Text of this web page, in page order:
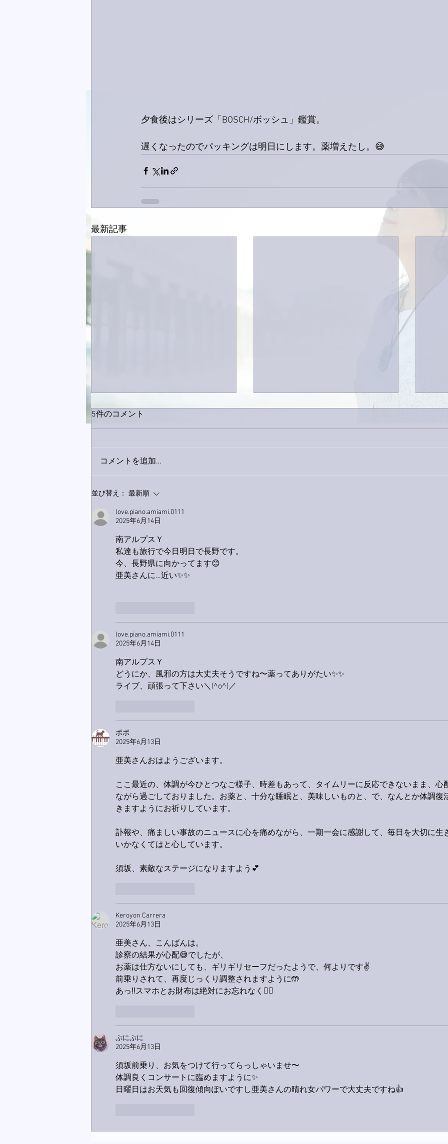
夕食後はシリーズ「BOSCH/ボッシュ」鑑賞。
遅くなったのでパッキングは明日にします。薬増えたし。😅
最新記事
家レコーディング無事終了。
5件のコメント
コメントを追加…
並び替え： 最新順
love.piano.amiami.0111
2025年6月14日
南アルプスＹ
私達も旅行で今日明日で長野です。
今、長野県に向かってます😊
亜美さんに…近い✨✨
love.piano.amiami.0111
2025年6月14日
南アルプスＹ
どうにか、風邪の方は大丈夫そうですね〜薬ってありがたい✨✨
ライブ、頑張って下さい＼(^o^)／
ポポ
2025年6月13日
亜美さんおはようございます。
ここ最近の、体調が今ひとつなご様子、時差もあって、タイムリーに反応できないまま、心
ながら過ごしておりました。お薬と、十分な睡眠と、美味しいものと、で、なんとか体調復
きますようにお祈りしています。
訃報や、痛ましい事故のニュースに心を痛めながら、一期一会に感謝して、毎日を大切に生
いかなくてはと心しています。
須坂、素敵なステージになりますよう💕
Keroyon Carrera
2025年6月13日
亜美さん、こんばんは。
診察の結果が心配😅でしたが、
お薬は仕方ないにしても、ギリギリセーフだったようで、何よりです✌️
前乗りされて、再度じっくり調整されますように🤲
あっ‼️スマホとお財布は絶対にお忘れなく🙋‍♂️
ぷにぷに
2025年6月13日
須坂前乗り、お気をつけて行ってらっしゃいませ〜
体調良くコンサートに臨めますように✨
日曜日はお天気も回復傾向ぽいですし亜美さんの晴れ女パワーで大丈夫ですね👍